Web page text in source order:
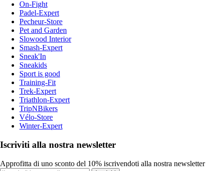
On-Fight
Padel-Expert
Pecheur-Store
Pet and Garden
Slowood Interior
Smash-Expert
Sneak'In
Sneakids
Sport is good
Training-Fit
Trek-Expert
Triathlon-Expert
TripNBikers
Vélo-Store
Winter-Expert
Iscriviti alla nostra newsletter
Approfitta di uno sconto del 10% iscrivendoti alla nostra newsletter